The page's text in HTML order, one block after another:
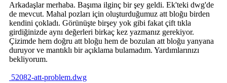
Arkadaşlar merhaba. Başıma ilginç bir şey geldi. Ek'teki dwg'de
de mevcut. Mahal pozları için oluşturduğumuz att bloğu birden
kendini çokladı. Görünüşte birşey yok gibi fakat çift tıkla
girdiğinizde aynı değerleri birkaç kez yazmanız gerekiyor.
Çizimde hem doğru att bloğu hem de bozulan att bloğu yanyana
duruyor ve mantıklı bir açıklama bulamadım. Yardımlarınızı
bekliyorum.
52082-att-problem.dwg